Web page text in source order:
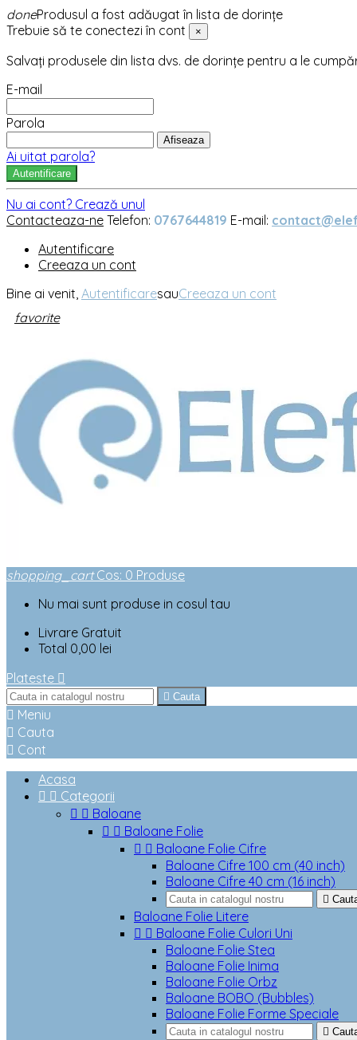
doneProdusul a fost adăugat în lista de dorințe
Trebuie să te conectezi în cont
×
Salvați produsele din lista dvs. de dorințe pentru a le
E-mail
Parola
Afiseaza
Ai uitat parola?
Autentificare
Nu ai cont? Crează unul
Contacteaza-ne Telefon: 0767644819 E-mail:
Autentificare
Creeaza un cont
Bine ai venit, AutentificaresauCreeaza un cont
favorite
shopping_cart Cos: 0 Produse
Nu mai sunt produse in cosul tau
Livrare Gratuit
Total 0,00 lei
Plateste 
 Cauta
 Meniu
 Cauta
 Cont
Acasa
  Categorii
  Baloane
  Baloane Folie
  Baloane Folie Cifre
Baloane Cifre 100 cm (40 inch)
Baloane Cifre 40 cm (16 inch)

Baloane Folie Litere
  Baloane Folie Culori Uni
Baloane Folie Stea
Baloane Folie Inima
Baloane Folie Orbz
Baloane BOBO (Bubbles)
Baloane Folie Forme Speciale
